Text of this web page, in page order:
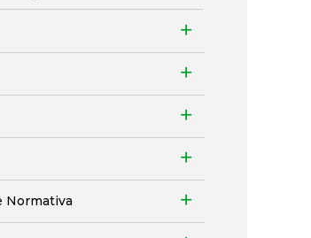
Normativa